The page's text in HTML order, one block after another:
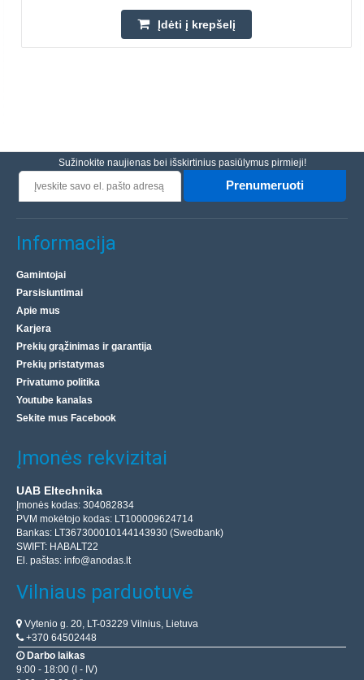
Įdėti į krepšelį
Sužinokite naujienas bei išskirtinius pasiūlymus pirmieji!
Prenumeruoti
Informacija
Gamintojai
Parsisiuntimai
Apie mus
Karjera
Prekių grąžinimas ir garantija
Prekių pristatymas
Privatumo politika
Youtube kanalas
Sekite mus Facebook
Įmonės rekvizitai
UAB Eltechnika
Įmonės kodas: 304082834
PVM mokėtojo kodas: LT100009624714
Bankas: LT367300010144143930 (Swedbank)
SWIFT: HABALT22
El. paštas: info@anodas.lt
Vilniaus parduotuvė
Vytenio g. 20, LT-03229 Vilnius, Lietuva
+370 64502448
Darbo laikas
9:00 - 18:00 (I - IV)